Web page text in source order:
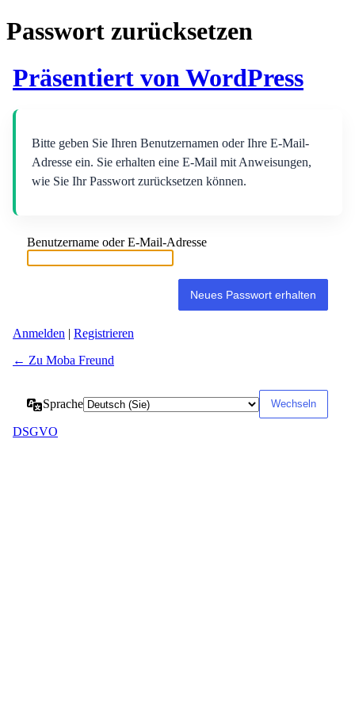
Passwort zurücksetzen
Präsentiert von WordPress
Bitte geben Sie Ihren Benutzernamen oder Ihre E-Mail-
Adresse ein. Sie erhalten eine E-Mail mit Anweisungen,
wie Sie Ihr Passwort zurücksetzen können.
Benutzername oder E-Mail-Adresse
Anmelden | Registrieren
← Zu Moba Freund
Sprache
DSGVO